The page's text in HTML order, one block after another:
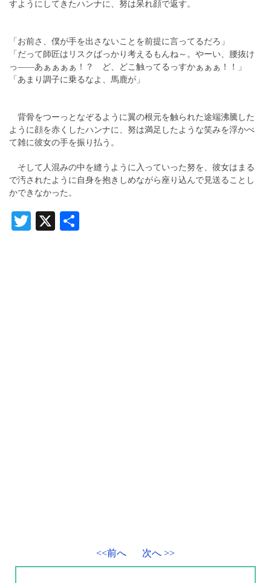
すようにしてきたハンナに、努は呆れ顔で返す。
「お前さ、僕が手を出さないことを前提に言ってるだろ」
「だって師匠はリスクばっかり考えるもんね～。やーい、腰抜け
っ――あぁぁぁぁ！？ ど、どこ触ってるっすかぁぁぁ！！」
「あまり調子に乗るなよ、馬鹿が」
背骨をつーっとなぞるように翼の根元を触られた途端沸騰した
ように顔を赤くしたハンナに、努は満足したような笑みを浮かべ
て雑に彼女の手を振り払う。
そして人混みの中を縫うように入っていった努を、彼女はまる
で汚されたように自身を抱きしめながら座り込んで見送ることし
かできなかった。
Twitter
X
<<前へ 次へ >>